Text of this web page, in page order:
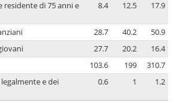
residente di 75 anni e
8.4 12.5 17.9
28.7 40.2
50.9
27.7 20.2
16.4
103.6 199
310.7
e dei
0.6 1 1.2